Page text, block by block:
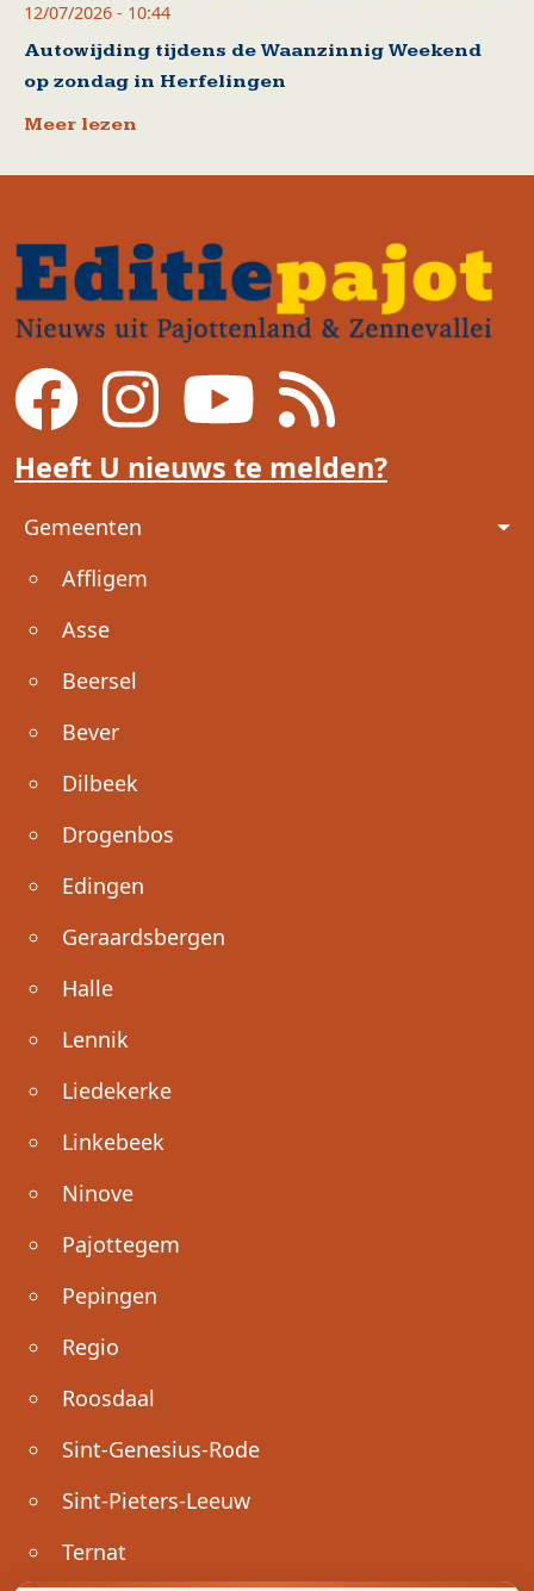
12/07/2026 - 10:44
Autowijding tijdens de Waanzinnig Weekend
op zondag in Herfelingen
Meer lezen
Heeft U nieuws te melden?
Voet
Gemeenten
Affligem
Asse
Beersel
Bever
Dilbeek
Drogenbos
Edingen
Geraardsbergen
Halle
Lennik
Liedekerke
Linkebeek
Ninove
Pajottegem
Pepingen
Regio
Roosdaal
Sint-Genesius-Rode
Sint-Pieters-Leeuw
Ternat